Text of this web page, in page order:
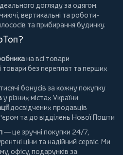
догляду за одягом.
,вертикальні тароботи-
та прибирання будинку.
на всі товари
товари без переплат та перших
бонусів за кожну покупку
у різних містах України
досвідчених продавців
та до відділень Нової Пошти
— це зручні покупки 24/7,
ціни та надійний сервіс. Ми
, офісу, подарунків за